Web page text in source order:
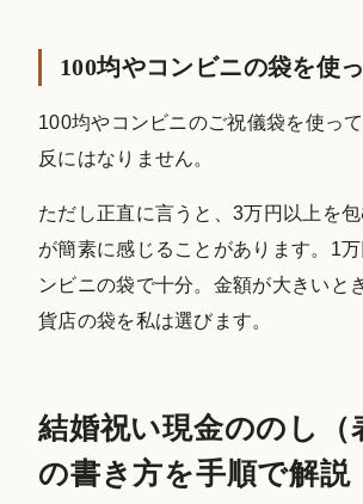
100均やコンビニの袋を使
100均やコンビニのご祝儀袋を使っ
反にはなりません。
ただし正直に言うと、3万円以上を
が簡素に感じることがあります。1
ンビニの袋で十分。金額が大きいと
貨店の袋を私は選びます。
結婚祝い現金ののし（
の書き方を手順で解説